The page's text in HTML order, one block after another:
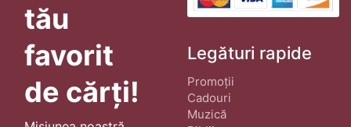
tău
favorit
de cărți!
Legături rapide
Promoții
Cadouri
Muzică